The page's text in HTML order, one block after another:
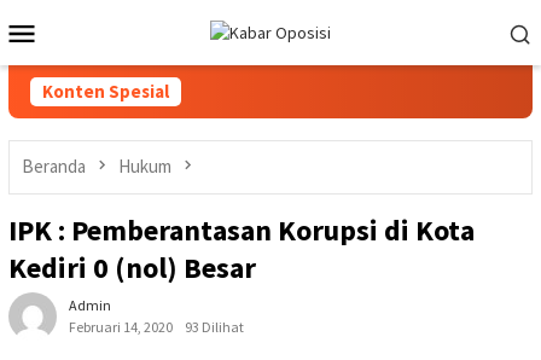
ke
kontenMobile
Konten Spesial
Beranda Hukum
IPK : Pemberantasan Korupsi di Kota
Kediri 0 (nol) Besar
Admin
Februari 14, 2020
93 Dilihat